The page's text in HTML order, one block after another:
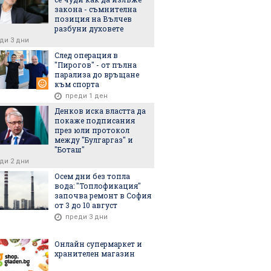
потвърди нови
руски
и кораби в
море
29.07.2026
Русия твърди, че е
ударила още кораби,
превозващи оръжие за
Украйна
06.08.2026
закона - съмнителна
позиция на Вълчев
разбуни духовете
3 дни
След операция в
"Пирогов" - от пълна
парализа до връщане
към спорта
преди 1 ден
Денков иска властта да
покаже подписания
през юли протокол
между "Булгаргаз" и
"Боташ"
2 дни
Осем дни без топла
вода: "Топлофикация"
започва ремонт в София
от 3 до 10 август
преди 3 дни
Онлайн супермаркет и
хранителен магазин